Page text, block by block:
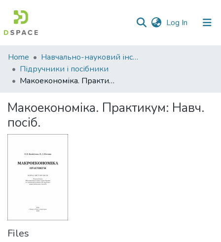
Log In (current)
Communities
&
Collections
Statistics
Home
Навчально-науковий інститут економіки, управління, права та інформаційних технологій
Підручники і посібники
Макоекономіка. Практикум: Навч. посіб.
Макоекономіка. Практикум: Навч.
посіб.
Files